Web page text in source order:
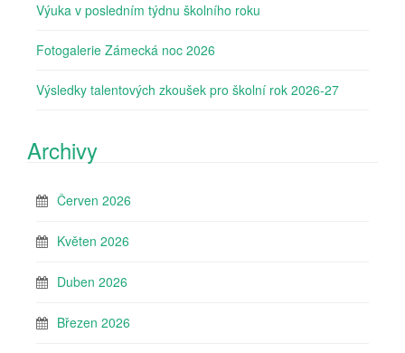
Výuka v posledním týdnu školního roku
Fotogalerie Zámecká noc 2026
Výsledky talentových zkoušek pro školní rok 2026-27
Archivy
Červen 2026
Květen 2026
Duben 2026
Březen 2026